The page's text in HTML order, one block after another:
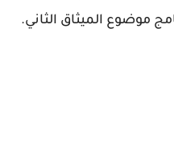
موضوع الميثاق الثاني.